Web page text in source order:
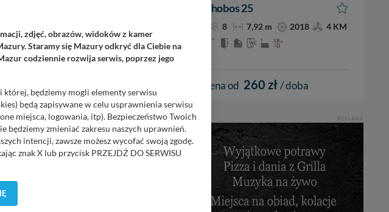
Phobos 25
8 7,92 m 2018 4 KM
cena od 260 zł/ doba
REKLAMA
zdjęć, obrazów, widoków z kamer
Staramy się Mazury odkryć dla Ciebie na
codziennie rozwija serwis, poprzez jego
będziemy mogli elementy serwisu
będą zapisywane w celu usprawnienia serwisu
miejsca, logowania, itp). Bezpieczeństwo Twoich
będziemy zmieniać zakresu naszych uprawnień.
intencji, zawsze możesz wycofać swoją zgodę.
znak X lub przycisk PRZEJDŹ DO SERWISU
usługi (przekazanie danych z formularza